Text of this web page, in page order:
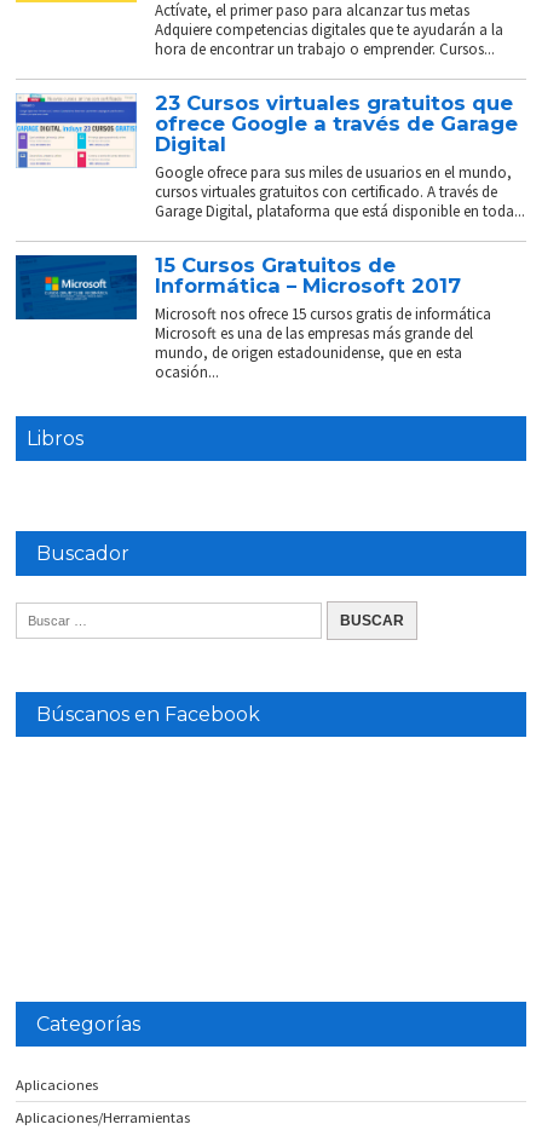
Actívate, el primer paso para alcanzar tus metas
Adquiere competencias digitales que te ayudarán a la
hora de encontrar un trabajo o emprender. Cursos...
23 Cursos virtuales gratuitos que
ofrece Google a través de Garage
Digital
Google ofrece para sus miles de usuarios en el mundo,
cursos virtuales gratuitos con certificado. A través de
Garage Digital, plataforma que está disponible en toda...
15 Cursos Gratuitos de
Informática – Microsoft 2017
Microsoft nos ofrece 15 cursos gratis de informática
Microsoft es una de las empresas más grande del
mundo, de origen estadounidense, que en esta
ocasión...
Libros
Buscador
Búscanos en Facebook
Categorías
Aplicaciones
Aplicaciones/Herramientas